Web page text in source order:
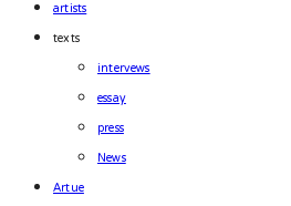
artists
texts
intervews
essay
press
News
Artue